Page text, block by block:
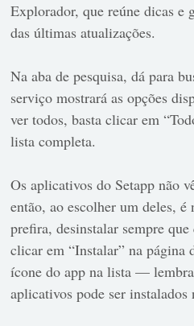
Explorador, que reúne dicas e
das últimas atualizações.
Na aba de pesquisa, dá para
serviço mostrará as opções
ver todos, basta clicar em
lista completa.
Os aplicativos do Setapp não
então, ao escolher um deles, é
prefira, desinstalar sempre
clicar em “Instalar” na página
ícone do app na lista —
aplicativos pode ser